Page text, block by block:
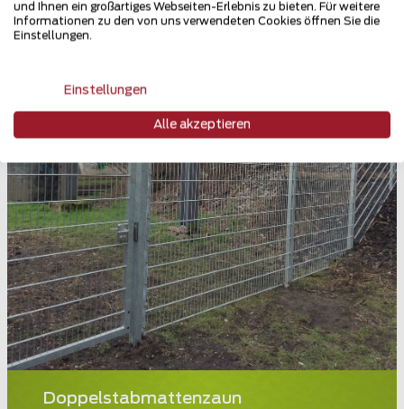
Doppelstabmattenzaun
und Ihnen ein großartiges Webseiten-Erlebnis zu bieten. Für weitere
Informationen zu den von uns verwendeten Cookies öffnen Sie die
Einstellungen.
Einstellungen
Alle akzeptieren